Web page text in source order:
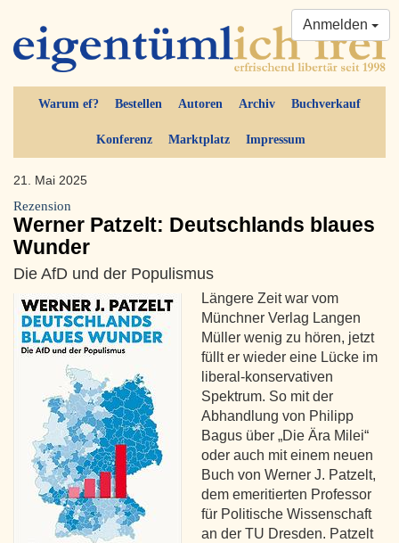
Warum ef? Bestellen Autoren Archiv Buchverkauf
Konferenz Marktplatz Impressum
Anmelden
21. Mai 2025
Rezension
Werner Patzelt: Deutschlands blaues
Wunder
Die AfD und der Populismus
Längere Zeit war vom
Münchner Verlag Langen
Müller wenig zu hören, jetzt
füllt er wieder eine Lücke im
liberal-konservativen
Spektrum. So mit der
Abhandlung von Philipp
Bagus über „Die Ära Milei“
oder auch mit einem neuen
Buch von Werner J. Patzelt,
dem emeritierten Professor
für Politische Wissenschaft
an der TU Dresden. Patzelt